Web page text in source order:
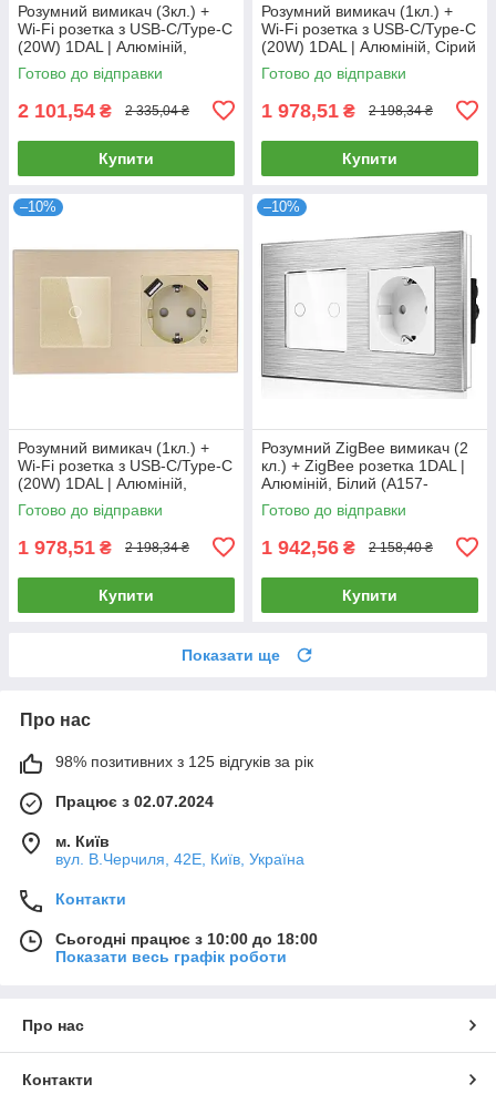
Розумний вимикач (3кл.) +
Wi-Fi розетка з USB-C/Type-C
(20W) 1DAL | Алюміній,
Золото (A157-GSW3G.WF-
STUTC.WF.GD)
Готово до відправки
2 101,54 ₴ 2 335,04 ₴
Купити
Розумний вимикач (1кл.) +
Wi-Fi розетка з USB-C/Type-C
(20W) 1DAL | Алюміній, Сірий
(A157-GSW1G.WF-
STUTC.WF.GR)
Готово до відправки
1 978,51 ₴ 2 198,34 ₴
Купити
–10%
Розумний вимикач (1кл.) +
Wi-Fi розетка з USB-C/Type-C
(20W) 1DAL | Алюміній,
Золото (A157-GSW1G.WF-
STUTC.WF.GD)
Готово до відправки
1 978,51 ₴ 2 198,34 ₴
Купити
–10%
Розумний ZigBee вимикач (2
кл.) + ZigBee розетка 1DAL |
Алюміній, Білий (A157-
GSW2G.ZB-ST.ZB.WT)
Готово до відправки
1 942,56 ₴ 2 158,40 ₴
Купити
Показати ще
Про нас
98% позитивних з 125 відгуків за рік
Працює з 02.07.2024
м. Київ
вул. В.Черчиля, 42Е, Київ, Україна
Контакти
Сьогодні працює з 10:00 до 18:00
Показати весь графік роботи
Про нас
Контакти